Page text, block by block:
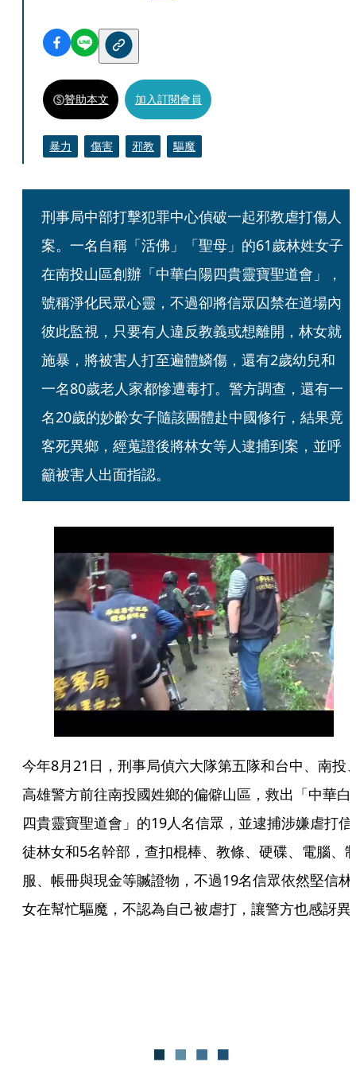
贊助本文 加入訂閱會員
暴力 傷害 邪教 驅魔
刑事局中部打擊犯罪中心偵破一起邪教虐打傷人
案。一名自稱「活佛」「聖母」的61歲林姓女子
在南投山區創辦「中華白陽四貴靈寶聖道會」，
號稱淨化民眾心靈，不過卻將信眾囚禁在道場內
彼此監視，只要有人違反教義或想離開，林女就
施暴，將被害人打至遍體鱗傷，還有2歲幼兒和
一名80歲老人家都慘遭毒打。警方調查，還有一
名20歲的妙齡女子隨該團體赴中國修行，結果竟
客死異鄉，經蒐證後將林女等人逮捕到案，並呼
籲被害人出面指認。
今年8月21日，刑事局偵六大隊第五隊和台中、南投
高雄警方前往南投國姓鄉的偏僻山區，救出「中華白
四貴靈寶聖道會」的19人名信眾，並逮捕涉嫌虐打信
徒林女和5名幹部，查扣棍棒、教條、硬碟、電腦、
服、帳冊與現金等贓證物，不過19名信眾依然堅信林
女在幫忙驅魔，不認為自己被虐打，讓警方也感訝異